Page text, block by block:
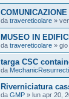
da travereticolare »
MUSEO IN
da travereticolare »
targa CSC
da
Riverniciatura
da GMP » lun apr 20,